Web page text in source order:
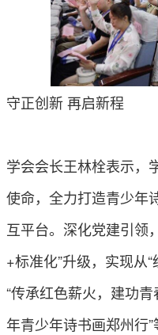
守正创新 再启新程
学会会长王林栓表示，
使命，全力打造青少年
互平台。深化党建引领
+标准化”升级，实现从
“传承红色薪火，建功
年青少年诗书画郑州行